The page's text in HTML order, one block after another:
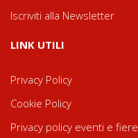
Iscriviti alla Newsletter
LINK UTILI
Privacy Policy
Cookie Policy
Privacy policy eventi e fiere